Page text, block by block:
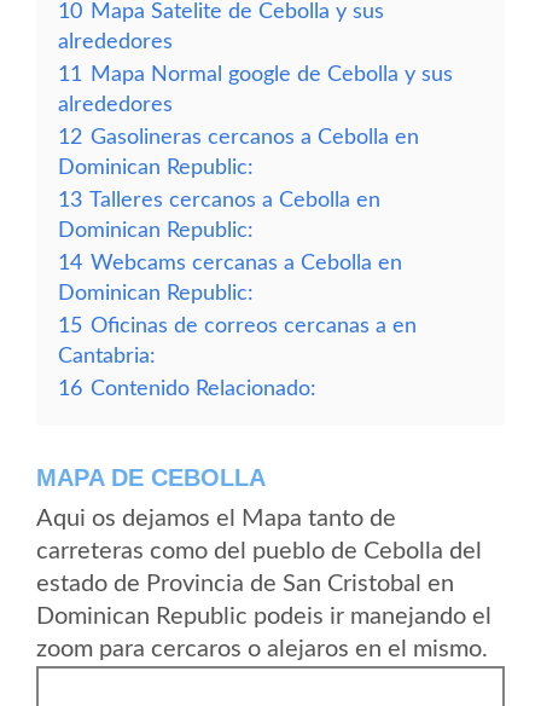
10 Mapa Satelite de Cebolla y sus
alrededores
11
Mapa Normal google de Cebolla y sus
alrededores
12 Gasolineras cercanos a Cebolla en
Dominican Republic:
13 Talleres cercanos a Cebolla en
Dominican Republic:
14 Webcams cercanas a Cebolla en
Dominican Republic:
15 Oficinas de correos cercanas a en
Cantabria:
16 Contenido Relacionado:
MAPA DE CEBOLLA
Aqui os dejamos el Mapa tanto de
carreteras como del pueblo de Cebolla del
estado de Provincia de San Cristobal en
Dominican Republic podeis ir manejando el
zoom para cercaros o alejaros en el mismo.